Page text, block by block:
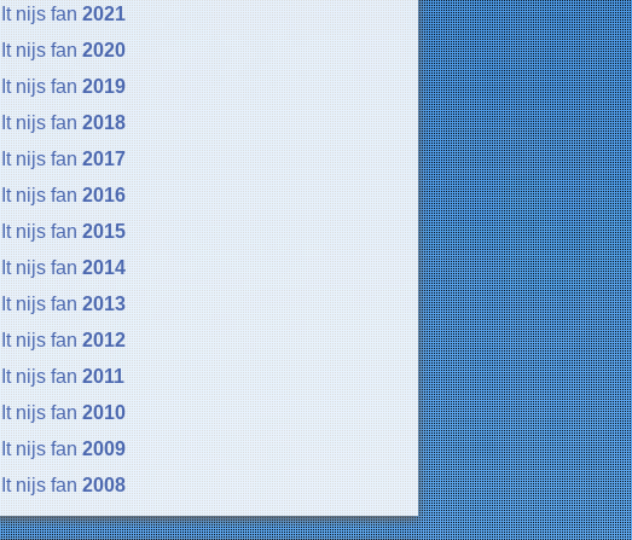
It nijs fan2021
It nijs fan2020
It nijs fan2019
It nijs fan2018
It nijs fan2017
It nijs fan2016
It nijs fan2015
It nijs fan2014
It nijs fan2013
It nijs fan2012
It nijs fan2011
It nijs fan2010
It nijs fan2009
It nijs fan2008